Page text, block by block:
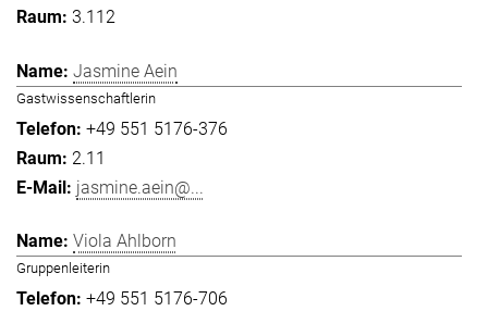
3.112
Jasmine Aein
Gastwissenschaftlerin
+49 551 5176-376
2.11
jasmine.aein@...
Viola Ahlborn
Gruppenleiterin
+49 551 5176-706